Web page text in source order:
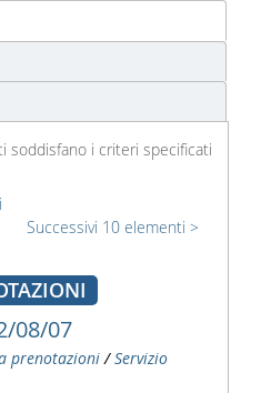
soddisfano i criteri specificati
Successivi 10 elementi
08/07
prenotazioni /Servizio